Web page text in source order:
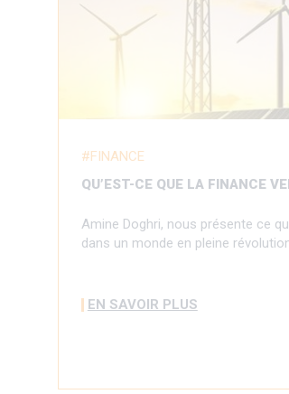
FINANCE
QU’EST-CE QUE LA FINANCE
Amine Doghri, nous présente ce
dans un monde en pleine
EN SAVOIR PLUS